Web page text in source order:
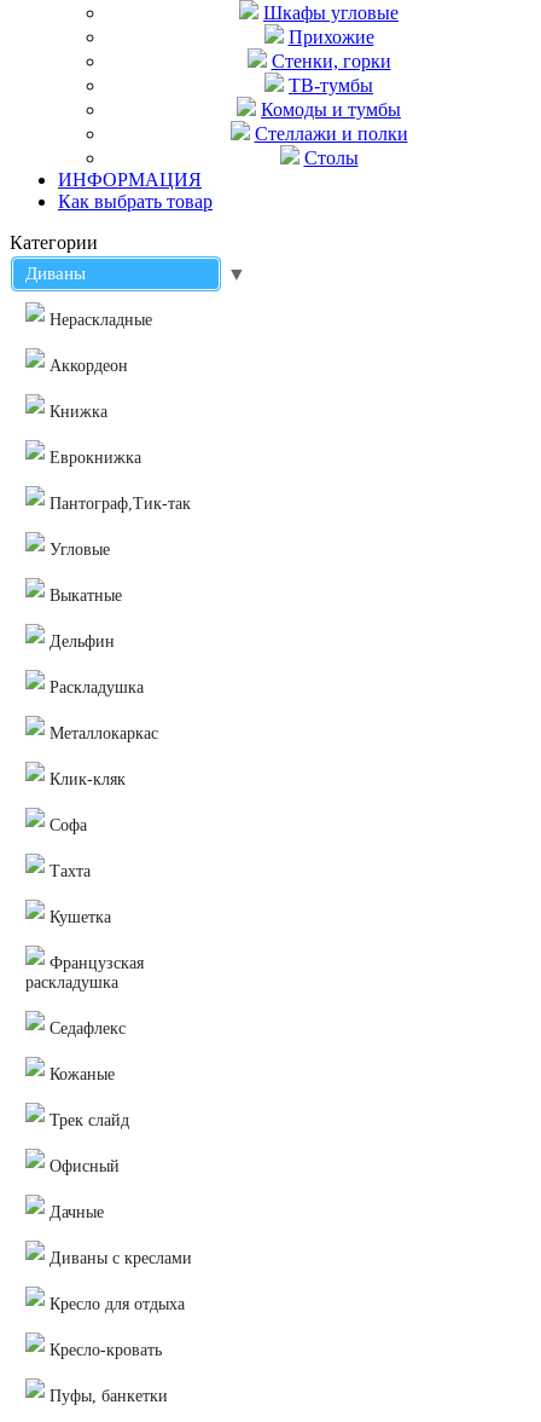
Шкафы угловые
Прихожие
Стенки, горки
ТВ-тумбы
Комоды и тумбы
Стеллажи и полки
Столы
ИНФОРМАЦИЯ
Как выбрать товар
Категории
Диваны ▼
Нераскладные
Аккордеон
Книжка
Еврокнижка
Пантограф,Тик-так
Угловые
Выкатные
Дельфин
Раскладушка
Металлокаркас
Клик-кляк
Софа
Тахта
Кушетка
Французская
раскладушка
Седафлекс
Кожаные
Трек слайд
Офисный
Дачные
Диваны с креслами
Кресло для отдыха
Кресло-кровать
Пуфы, банкетки